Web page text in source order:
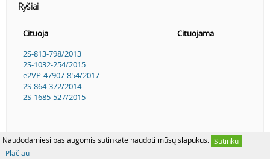
Naudodamiesi paslaugomis sutinkate naudoti mūsų slapukus. Sutinku
Plačiau
Ryšiai
Cituoja
Cituojama
2S-813-798/2013
2S-1032-254/2015
e2VP-47907-854/2017
2S-864-372/2014
2S-1685-527/2015